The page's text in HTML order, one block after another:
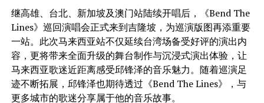
继高雄、台北、新加坡及澳门站陆续开唱后，《Bend The
Lines》巡回演唱会正式来到吉隆坡，为巡演版图再添重要
一站。此次马来西亚站不仅延续台湾场备受好评的演出内
容，更将带来全面升级的舞台制作与沉浸式演出体验，让
马来西亚歌迷近距离感受邱锋泽的音乐魅力。随着巡演足
迹不断拓展，邱锋泽也期待透过《Bend The Lines》，与
更多城市的歌迷分享属于他的音乐故事。